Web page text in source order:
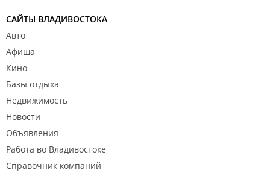
САЙТЫ ВЛАДИВОСТОКА
Авто
Афиша
Кино
Базы отдыха
Недвижимость
Новости
Объявления
Работа во Владивостоке
Справочник компаний